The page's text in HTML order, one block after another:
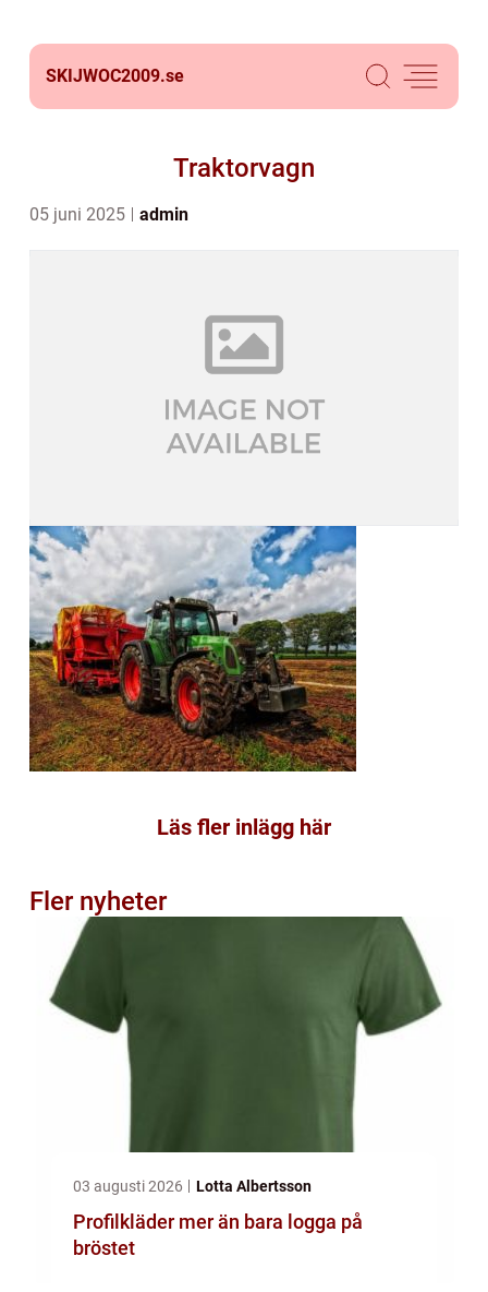
SKIJWOC2009.se
Traktorvagn
05 juni 2025 admin
Läs fler inlägg här
Fler nyheter
03 augusti 2026 Lotta Albertsson
Profilkläder mer än bara logga på
bröstet